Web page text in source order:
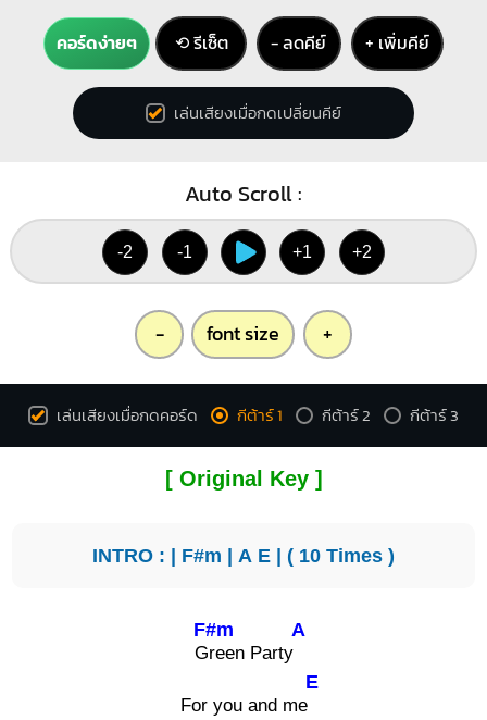
คอร์ดง่ายๆ ⟲ รีเซ็ต − ลดคีย์ + เพิ่มคีย์
เล่นเสียงเมื่อกดเปลี่ยนคีย์
Auto Scroll :
-2 -1 +1 +2
- font size +
เล่นเสียงเมื่อกดคอร์ด กีต้าร์ 1 กีต้าร์ 2 กีต้าร์ 3
[ Original Key ]
INTRO : | F#m | A E | ( 10 Times )
G
F#m
reen Party
A
For you and me
E